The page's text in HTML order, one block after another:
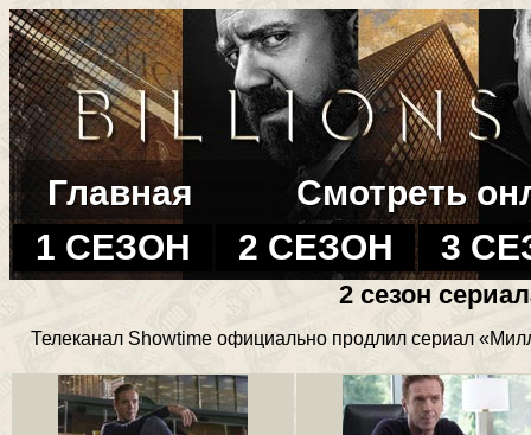
Главная
Смотреть
1 СЕЗОН
2 СЕЗОН 3
2 сезон
Телеканал Showtime официально продлил сериал